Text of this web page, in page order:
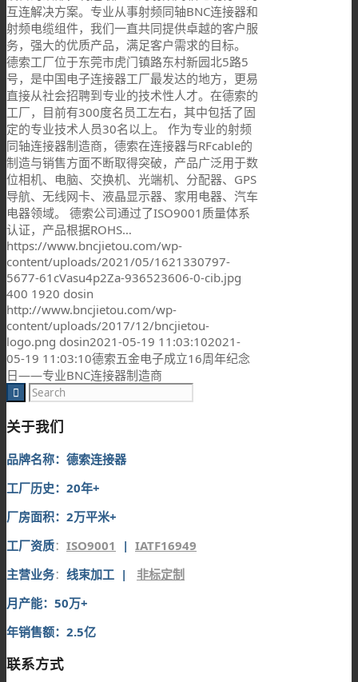
互连解决方案。专业从事射频同轴BNC连接器和
射频电缆组件，我们一直共同提供卓越的客户服
务，强大的优质产品，满足客户需求的目标。
德索工厂位于东莞市虎门镇路东村新园北5路5
号，是中国电子连接器工厂最发达的地方，更易
直接从社会招聘到专业的技术性人才。在德索的
工厂，目前有300度名员工左右，其中包括了固
定的专业技术人员30名以上。 作为专业的射频
同轴连接器制造商，德索在连接器与RFcable的
制造与销售方面不断取得突破，产品广泛用于数
位相机、电脑、交换机、光端机、分配器、GPS
导航、无线网卡、液晶显示器、家用电器、汽车
电器领域。 德索公司通过了ISO9001质量体系
认证，产品根据ROHS…
https://www.bncjietou.com/wp-
content/uploads/2021/05/1621330797-
5677-61cVasu4p2Za-936523606-0-cib.jpg
400 1920 dosin
http://www.bncjietou.com/wp-
content/uploads/2017/12/bncjietou-
logo.png dosin2021-05-19 11:03:102021-
05-19 11:03:10德索五金电子成立16周年纪念
日——专业BNC连接器制造商
关于我们
品牌名称：德索连接器
工厂历史：20年+
厂房面积：2万平米+
工厂资质： ISO9001 | IATF16949
主营业务： 线束加工 | 非标定制
月产能：50万+
年销售额：2.5亿
联系方式